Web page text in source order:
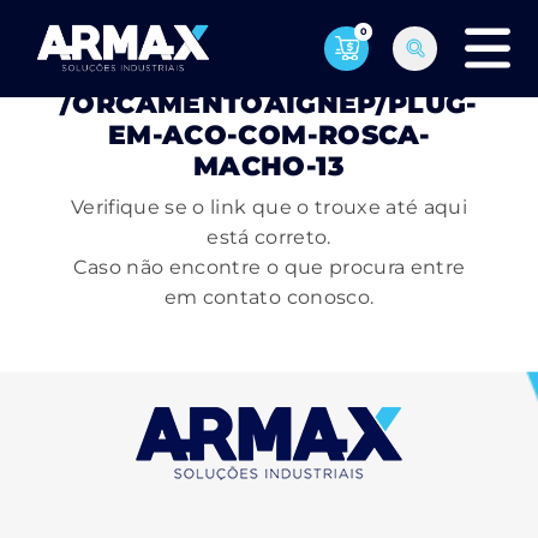
0
PÁGINA NÃO ENCONTRADA
/ORCAMENTOAIGNEP/PLUG-
EM-ACO-COM-ROSCA-
MACHO-13
Verifique se o link que o trouxe até aqui
está correto.
Caso não encontre o que procura entre
em contato conosco.